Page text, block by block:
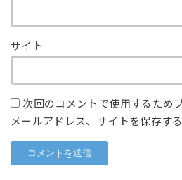
サイト
次回のコメントで使用するため
メールアドレス、サイトを保存する